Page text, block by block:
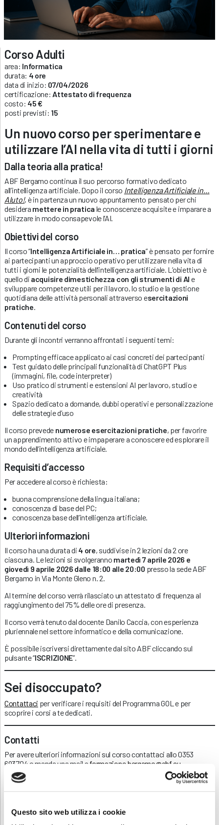
Questo sito web utilizza i cookie
Corso Adulti
area: Informatica
durata: 4 ore
data di inizio: 07/04/2026
certificazione: Attestato di frequenza
costo: 45 €
posti previsti: 15
Un nuovo corso per sperimentare e
utilizzare l’AI nella vita di tutti i giorni
Dalla teoria alla pratica!
ABF Bergamo continua il suo percorso formativo dedicato
all’intelligenza artificiale. Dopo il corso Intelligenza Artificiale in…
AIuto!, è in partenza un nuovo appuntamento pensato per chi
desidera mettere in pratica le conoscenze acquisite e imparare a
utilizzare in modo consapevole l’AI.
Obiettivi del corso
Il corso “Intelligenza Artificiale in… pratica” è pensato per fornire
ai partecipanti un approccio operativo per utilizzare nella vita di
tutti i giorni le potenzialità dell’intelligenza artificiale. L’obiettivo è
quello di acquisire dimestichezza con gli strumenti di AI e
sviluppare competenze utili per il lavoro, lo studio e la gestione
quotidiana delle attività personali attraverso esercitazioni
pratiche
Contenuti del corso
Durante gli incontri verranno affrontati i seguenti temi:
Prompting efficace applicato ai casi concreti dei partecipanti
Test guidato delle principali funzionalità di ChatGPT Plus
(immagini, file, code interpreter)
Uso pratico di strumenti e estensioni AI per lavoro, studio e
creatività
Spazio dedicato a domande, dubbi operativi e personalizzazione
delle strategie d’uso
Il corso prevede numerose esercitazioni pratiche, per favorire
un apprendimento attivo e impaperare a conoscere ed esplorare il
mondo dell’intelligenza artificiale.
Requisiti d’accesso
Per accedere al corso è richiesta:
buona comprensione della lingua italiana;
conoscenza di base del PC;
conoscenza base dell’intelligenza artificiale.
Ulteriori informazioni
Il corso ha una durata di 4 ore, suddivise in 2 lezioni da 2 ore
ciascuna. Le lezioni si svolgeranno martedì 7 aprile 2026 e
giovedì 9 aprile 2026 dalle 18:00 alle 20:00 presso la sede ABF
Bergamo in Via Monte Gleno n. 2.
Al termine del corso verrà rilasciato un attestato di frequenza al
raggiungimento del 75% delle ore di presenza.
Il corso verrà tenuto dal docente Danilo Caccia, con esperienza
pluriennale nel settore informatico e della comunicazione.
È possibile iscriversi direttamente dal sito ABF cliccando sul
pulsante “ISCRIZIONE”.
Sei disoccupato?
Contattaci per verificare i requisiti del Programma GOL e per
scoprire i corsi a te dedicati.
Contatti
Per avere ulteriori informazioni sul corso contattaci allo 0353
693704 o manda una mail a formazione.bergamo@abf.eu
Scarica e condividi la locandina!